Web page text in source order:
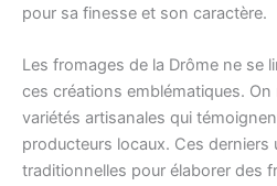
pour sa finesse et son caractère.
Les fromages de la Drôme ne se
ces créations emblématiques.
variétés artisanales qui
producteurs locaux. Ces
traditionnelles pour élaborer des